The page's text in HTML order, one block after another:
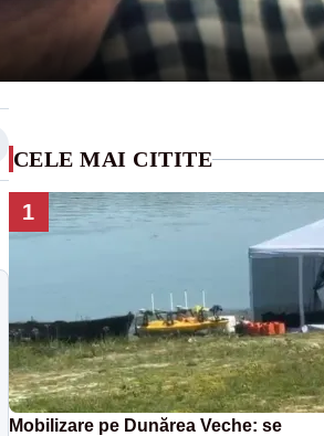
CELE MAI CITITE
1
Mobilizare pe Dunărea Veche: se